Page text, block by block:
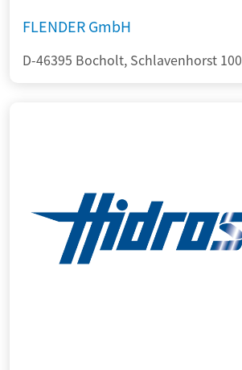
FLENDER GmbH
D-46395 Bocholt, Schlavenhorst 100